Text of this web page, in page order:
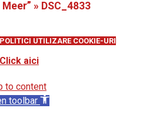
» DSC_4833
POLITICI UTILIZARE COOKIE-URI
Click aici
to content
toolbar